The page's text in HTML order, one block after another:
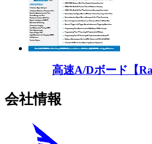
高速A/Dボード【
会社情報